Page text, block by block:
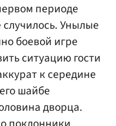
периоде
случилось. Унылые
боевой игре
ситуацию гости
к середине
шайбе
дворца.